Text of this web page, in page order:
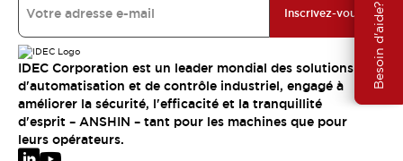
Besoin d'aide?
Inscrivez-vous
IDEC Corporation est un leader mondial des solutions
d'automatisation et de contrôle industriel, engagé à
améliorer la sécurité, l'efficacité et la tranquillité
d'esprit – ANSHIN – tant pour les machines que pour
leurs opérateurs.